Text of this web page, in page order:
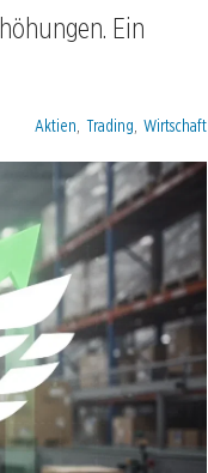
Ein
Kategorien:
Aktien Trading Wirtschaft